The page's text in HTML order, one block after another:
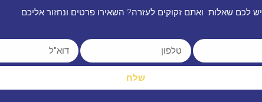
יש לכם שאלות ואתם זקוקים לעזרה? השאירו פרטים ונחזור אליכם
שלח